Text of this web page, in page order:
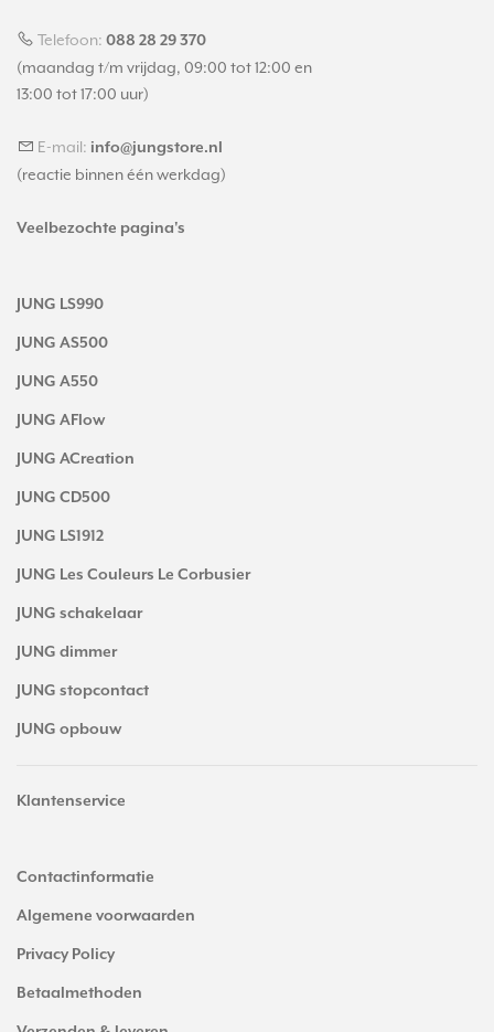
Telefoon: 088 28 29 370
(maandag t/m vrijdag, 09:00 tot 12:00 en
13:00 tot 17:00 uur)
E-mail: info@jungstore.nl
(reactie binnen één werkdag)
Veelbezochte pagina's
JUNG LS990
JUNG AS500
JUNG A550
JUNG AFlow
JUNG ACreation
JUNG CD500
JUNG LS1912
JUNG Les Couleurs Le Corbusier
JUNG schakelaar
JUNG dimmer
JUNG stopcontact
JUNG opbouw
Klantenservice
Contactinformatie
Algemene voorwaarden
Privacy Policy
Betaalmethoden